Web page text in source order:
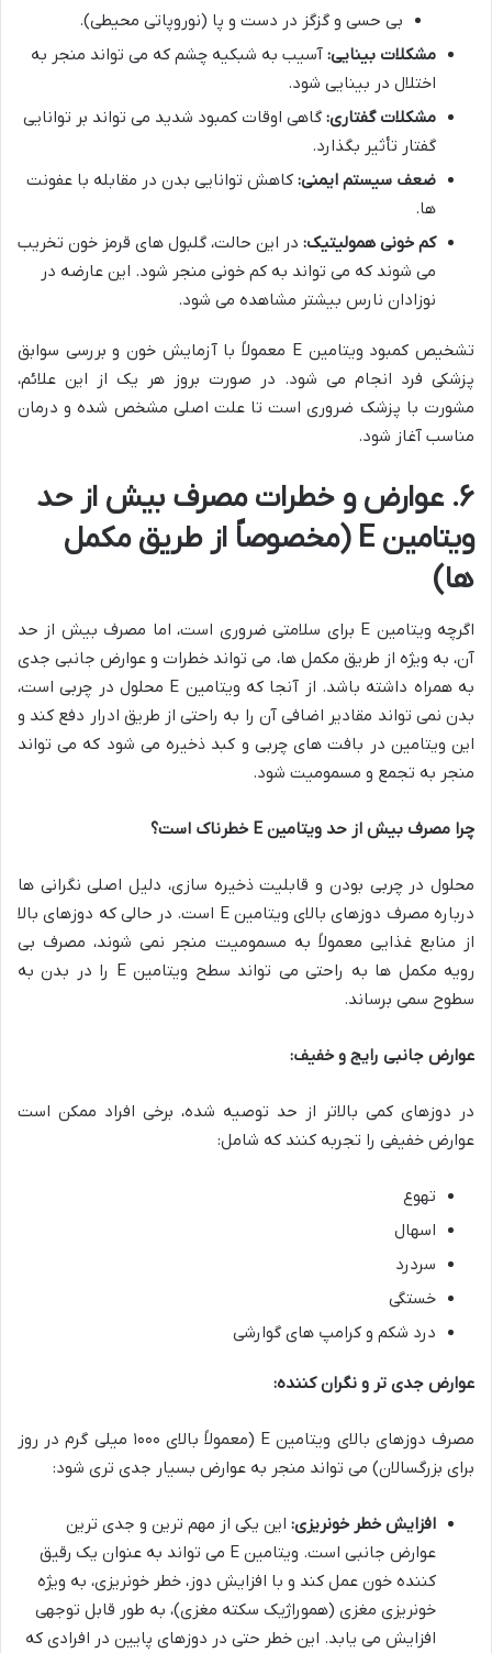
بی حسی و گزگز در دست و پا (نوروپاتی محیطی).
مشکلات بینایی: آسیب به شبکیه چشم که می تواند منجر به
اختلال در بینایی شود.
مشکلات گفتاری: گاهی اوقات کمبود شدید می تواند بر توانایی
گفتار تأثیر بگذارد.
ضعف سیستم ایمنی: کاهش توانایی بدن در مقابله با عفونت
ها.
کم خونی همولیتیک: در این حالت، گلبول های قرمز خون تخریب
می شوند که می تواند به کم خونی منجر شود. این عارضه در
نوزادان نارس بیشتر مشاهده می شود.
تشخیص کمبود ویتامین E معمولاً با آزمایش خون و بررسی سوابق
پزشکی فرد انجام می شود. در صورت بروز هر یک از این علائم،
مشورت با پزشک ضروری است تا علت اصلی مشخص شده و درمان
مناسب آغاز شود.
۶. عوارض و خطرات مصرف بیش از حد
ویتامین E (مخصوصاً از طریق مکمل
ها)
اگرچه ویتامین E برای سلامتی ضروری است، اما مصرف بیش از حد
آن، به ویژه از طریق مکمل ها، می تواند خطرات و عوارض جانبی جدی
به همراه داشته باشد. از آنجا که ویتامین E محلول در چربی است،
بدن نمی تواند مقادیر اضافی آن را به راحتی از طریق ادرار دفع کند و
این ویتامین در بافت های چربی و کبد ذخیره می شود که می تواند
منجر به تجمع و مسمومیت شود.
چرا مصرف بیش از حد ویتامین E خطرناک است؟
محلول در چربی بودن و قابلیت ذخیره سازی، دلیل اصلی نگرانی ها
درباره مصرف دوزهای بالای ویتامین E است. در حالی که دوزهای بالا
از منابع غذایی معمولاً به مسمومیت منجر نمی شوند، مصرف بی
رویه مکمل ها به راحتی می تواند سطح ویتامین E را در بدن به
سطوح سمی برساند.
عوارض جانبی رایج و خفیف:
در دوزهای کمی بالاتر از حد توصیه شده، برخی افراد ممکن است
عوارض خفیفی را تجربه کنند که شامل:
تهوع
اسهال
سردرد
خستگی
درد شکم و کرامپ های گوارشی
عوارض جدی تر و نگران کننده:
مصرف دوزهای بالای ویتامین E (معمولاً بالای ۱۰۰۰ میلی گرم در روز
برای بزرگسالان) می تواند منجر به عوارض بسیار جدی تری شود:
افزایش خطر خونریزی: این یکی از مهم ترین و جدی ترین
عوارض جانبی است. ویتامین E می تواند به عنوان یک رقیق
کننده خون عمل کند و با افزایش دوز، خطر خونریزی، به ویژه
خونریزی مغزی (هموراژیک سکته مغزی)، به طور قابل توجهی
افزایش می یابد. این خطر حتی در دوزهای پایین در افرادی که